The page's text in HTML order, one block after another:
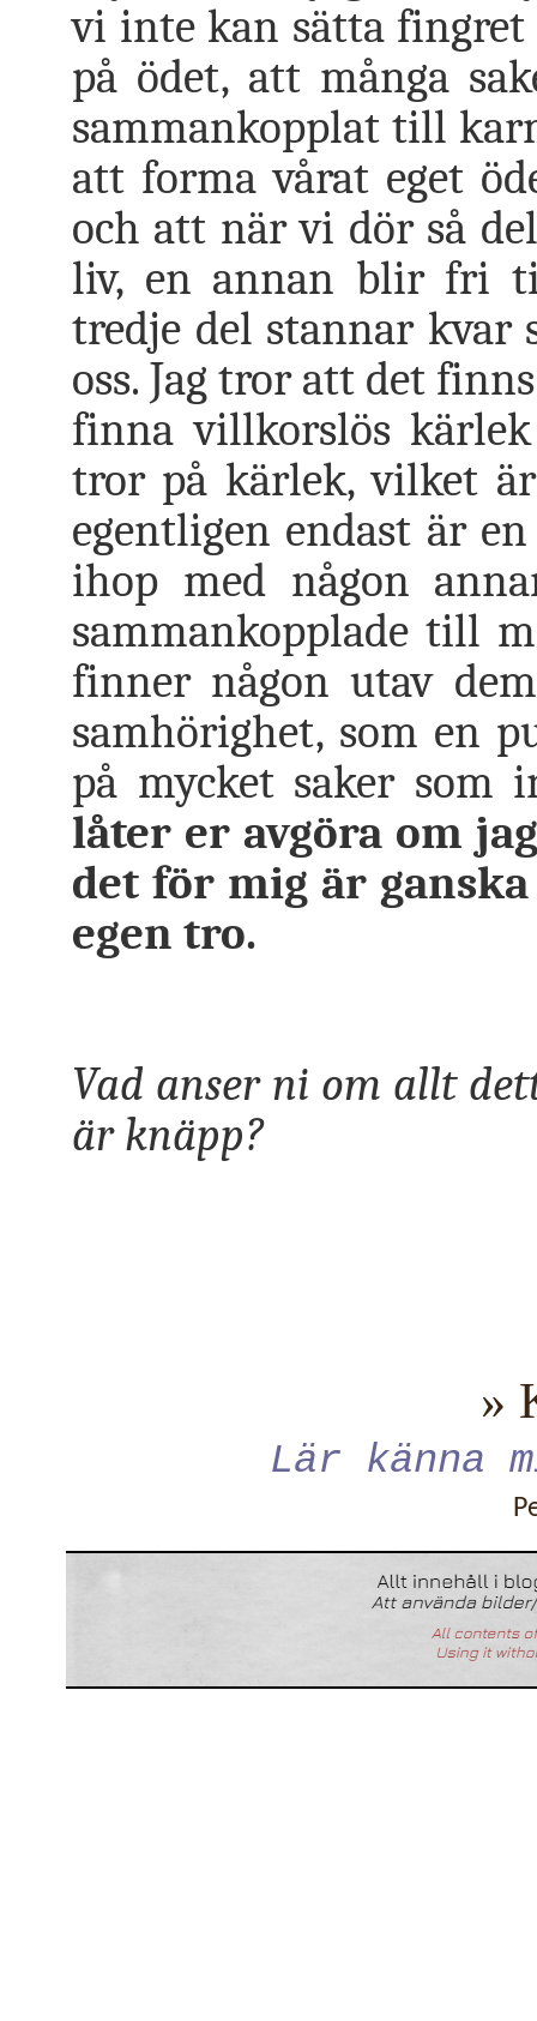
vi inte kan sätta fingret
på ödet, att många
sammankopplat till
att forma vårat eget
och att när vi dör så
liv, en annan blir fri
tredje del stannar kvar
oss. Jag tror att det
finna villkorslös kärlek
tror på kärlek, vilket
egentligen endast är
ihop med någon
sammankopplade till
finner någon utav
samhörighet, som en
på mycket saker
låter er avgöra om
det för mig är
egen tro.
Vad anser ni om allt
är knäpp?
»
Lär känna